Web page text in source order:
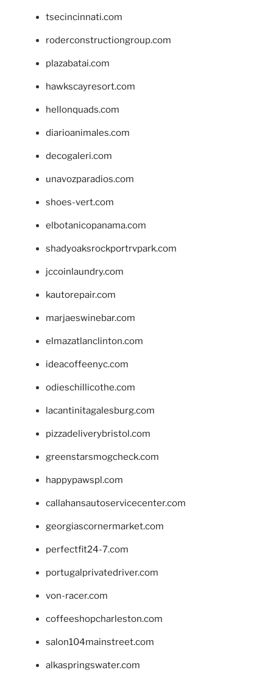
tsecincinnati.com
roderconstructiongroup.com
plazabatai.com
hawkscayresort.com
hellonquads.com
diarioanimales.com
decogaleri.com
unavozparadios.com
shoes-vert.com
elbotanicopanama.com
shadyoaksrockportrvpark.com
jccoinlaundry.com
kautorepair.com
marjaeswinebar.com
elmazatlanclinton.com
ideacoffeenyc.com
odieschillicothe.com
lacantinitagalesburg.com
pizzadeliverybristol.com
greenstarsmogcheck.com
happypawspl.com
callahansautoservicecenter.com
georgiascornermarket.com
perfectfit24-7.com
portugalprivatedriver.com
von-racer.com
coffeeshopcharleston.com
salon104mainstreet.com
alkaspringswater.com